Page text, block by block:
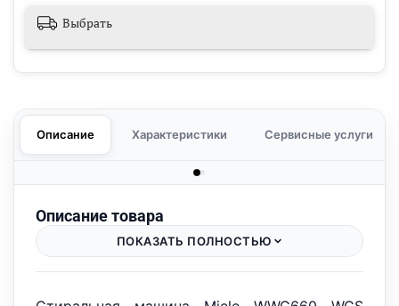
Выбрать
Описание Характеристики Сервисные услуги
Описание товара
ПОКАЗАТЬ ПОЛНОСТЬЮ